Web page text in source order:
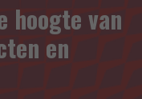
hoogte van
en